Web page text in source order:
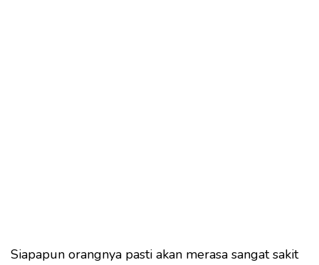
Siapapun orangnya pasti akan merasa sangat sakit